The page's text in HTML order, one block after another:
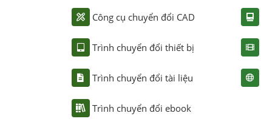
Công cụ chuyển đổi CAD
Trình chuyển đổi thiết bị
Trình chuyển đổi tài liệu
Trình chuyển đổi ebook